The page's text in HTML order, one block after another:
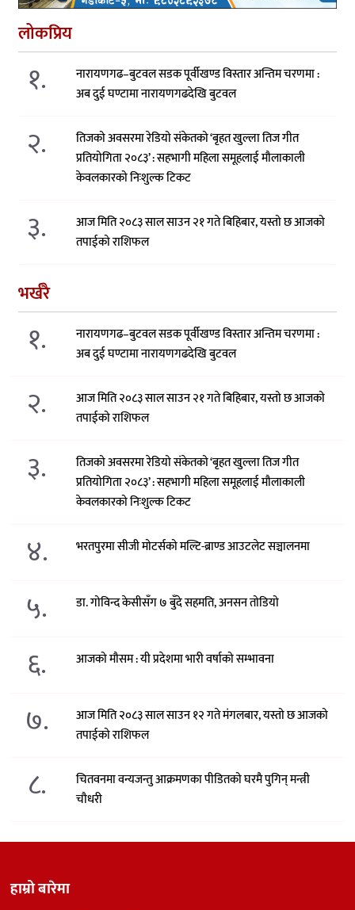
लोकप्रिय
१.
नारायणगढ–बुटवल सडक पूर्वीखण्ड विस्तार अन्तिम चरणमा :
अब दुई घण्टामा नारायणगढदेखि बुटवल
२.
तिजको अवसरमा रेडियो संकेतको ‘बृहत खुल्ला तिज गीत
प्रतियोगिता २०८३’ : सहभागी महिला समूहलाई मौलाकाली
केवलकारको निःशुल्क टिकट
३.
आज मिति २०८३ साल साउन २१ गते बिहिबार, यस्तो छ आजको
तपाईको राशिफल
भर्खरै
१.
नारायणगढ–बुटवल सडक पूर्वीखण्ड विस्तार अन्तिम चरणमा :
अब दुई घण्टामा नारायणगढदेखि बुटवल
२.
आज मिति २०८३ साल साउन २१ गते बिहिबार, यस्तो छ आजको
तपाईको राशिफल
३.
तिजको अवसरमा रेडियो संकेतको ‘बृहत खुल्ला तिज गीत
प्रतियोगिता २०८३’ : सहभागी महिला समूहलाई मौलाकाली
केवलकारको निःशुल्क टिकट
४. भरतपुरमा सीजी मोटर्सको मल्टि-ब्राण्ड आउटलेट सञ्चालनमा
५. डा. गोविन्द केसीसँग ७ बुँदे सहमति, अनसन तोडियो
६. आजको मौसम : यी प्रदेशमा भारी वर्षाको सम्भावना
७.
आज मिति २०८३ साल साउन १२ गते मंगलबार, यस्तो छ आजको
तपाईको राशिफल
८.
चितवनमा वन्यजन्तु आक्रमणका पीडितको घरमै पुगिन् मन्त्री
चौधरी
हाम्रो बारेमा